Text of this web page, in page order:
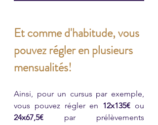
Et comme d'habitude, vous
pouvez régler en plusieurs
mensualités!
Ainsi, pour un cursus par exemple,
vous pouvez régler en 12x135€
24x67,5€ par prélèvements